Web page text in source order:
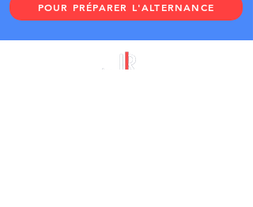
POUR PRÉPARER L'ALTERNANCE